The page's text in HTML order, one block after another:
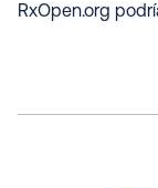
RxOpen.org